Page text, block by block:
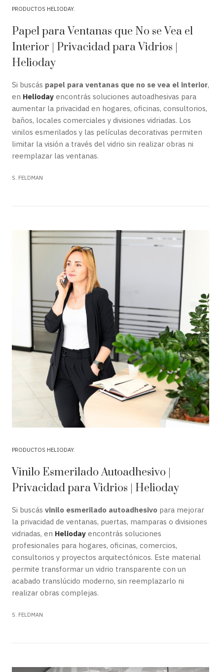
PRODUCTOS HELIODAY
Papel para Ventanas que No se Vea el
Interior | Privacidad para Vidrios |
Helioday
Si buscás papel para ventanas que no se vea el interior,
en Helioday encontrás soluciones autoadhesivas para
aumentar la privacidad en hogares, oficinas, consultorios,
baños, locales comerciales y divisiones vidriadas. Los
vinilos esmerilados y las películas decorativas permiten
limitar la visión a través del vidrio sin realizar obras ni
reemplazar las ventanas.
S. FELDMAN
PRODUCTOS HELIODAY
Vinilo Esmerilado Autoadhesivo |
Privacidad para Vidrios | Helioday
Si buscás vinilo esmerilado autoadhesivo para mejorar
la privacidad de ventanas, puertas, mamparas o divisiones
vidriadas, en Helioday encontrás soluciones
profesionales para hogares, oficinas, comercios,
consultorios y proyectos arquitectónicos. Este material
permite transformar un vidrio transparente con un
acabado translúcido moderno, sin reemplazarlo ni
realizar obras complejas.
S. FELDMAN